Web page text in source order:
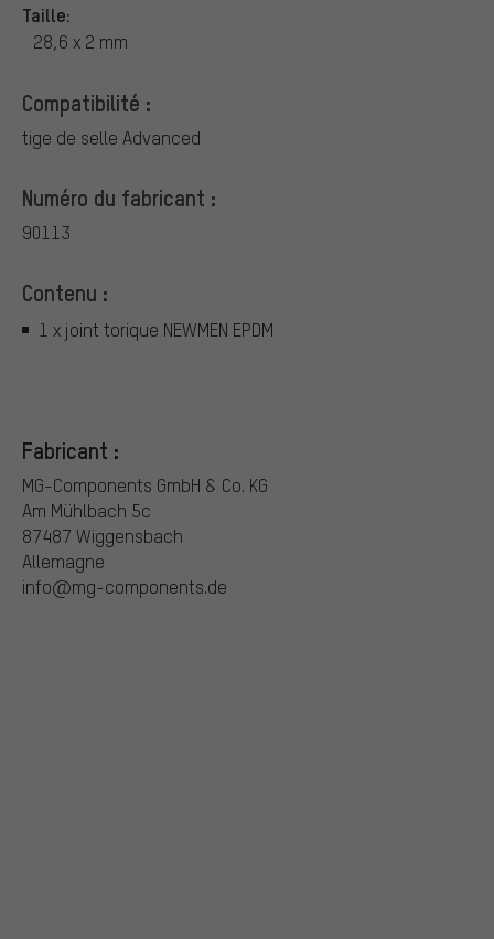
Taille:
28,6 x 2 mm
Compatibilité :
tige de selle Advanced
Numéro du fabricant :
90113
Contenu :
1 x joint torique NEWMEN EPDM
Fabricant :
MG-Components GmbH & Co. KG
Am Mühlbach 5c
87487 Wiggensbach
Allemagne
info@mg-components.de